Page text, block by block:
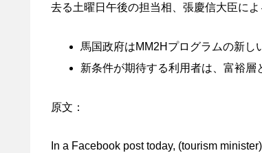
去る土曜日午後の担当相、張慶信大臣によ
馬国政府はMM2Hプログラムの新し
新条件が期待する利用者は、富裕層
原文：
In a Facebook post today, (tourism